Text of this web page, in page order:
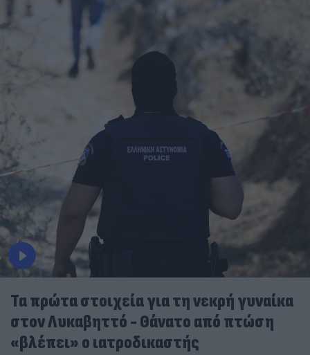
Τα πρώτα στοιχεία για τη νεκρή γυναίκα
στον Λυκαβηττό - Θάνατο από πτώση
«βλέπει» ο ιατροδικαστής